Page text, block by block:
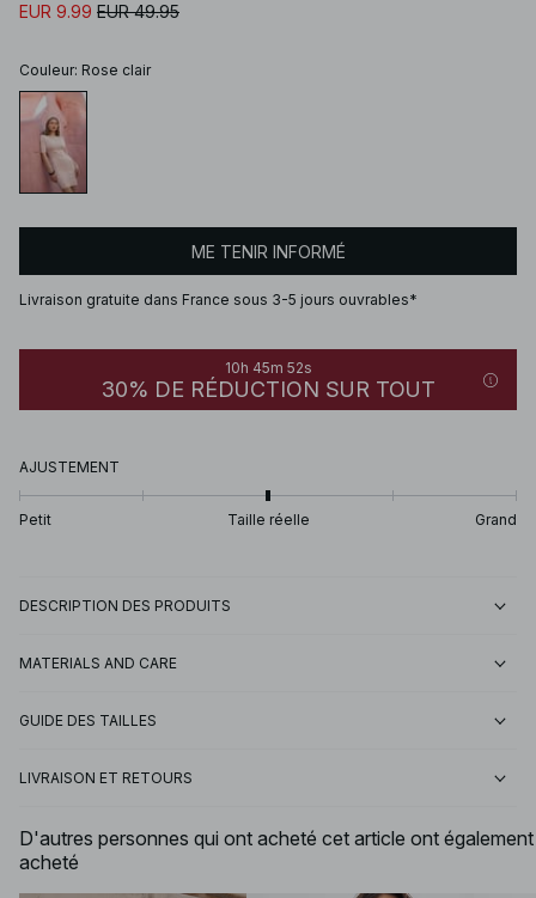
EUR 9.99 EUR 49.95
Couleur: Rose clair
ME TENIR INFORMÉ
Livraison gratuite dans France sous 3-5 jours ouvrables*
10h 45m 52s
30% DE RÉDUCTION SUR TOUT
AJUSTEMENT
Petit Taille réelle Grand
DESCRIPTION DES PRODUITS
MATERIALS AND CARE
GUIDE DES TAILLES
LIVRAISON ET RETOURS
D'autres personnes qui ont acheté cet article ont également
acheté